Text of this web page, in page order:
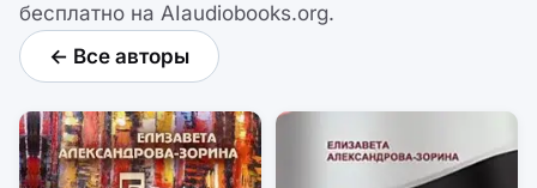
бесплатно на AIaudiobooks.org.
← Все авторы